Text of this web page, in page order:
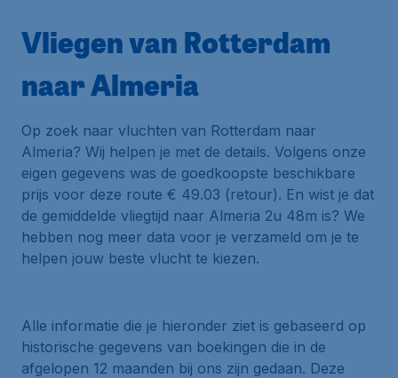
Vliegen van Rotterdam
naar Almeria
Op zoek naar vluchten van Rotterdam naar
Almeria? Wij helpen je met de details. Volgens onze
eigen gegevens was de goedkoopste beschikbare
prijs voor deze route € 49.03 (retour). En wist je dat
de gemiddelde vliegtijd naar Almeria 2u 48m is? We
hebben nog meer data voor je verzameld om je te
helpen jouw beste vlucht te kiezen.
Alle informatie die je hieronder ziet is gebaseerd op
historische gegevens van boekingen die in de
afgelopen 12 maanden bij ons zijn gedaan. Deze